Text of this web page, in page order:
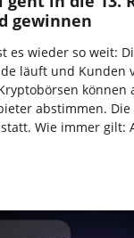
gewinnen
es wieder so weit:
läuft und Kunden
können
abstimmen.
Wie immer gilt: